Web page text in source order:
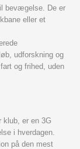
bevægelse. De er
eller et
udforskning og
og frihed, uden
klub, er en 3G
i hverdagen.
på den mest